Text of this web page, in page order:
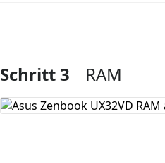
Kommentar hinzufügen
Schritt 3 RAM